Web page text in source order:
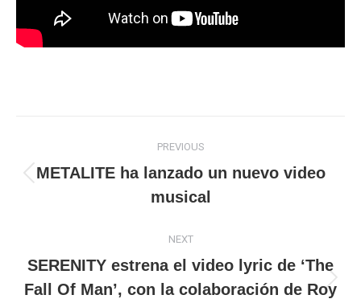
navigation
PREVIOUS
Previous
post:
METALITE ha lanzado un nuevo video
musical
NEXT
Next
SERENITY estrena el video lyric de ‘The
Fall Of Man’, con la colaboración de Roy